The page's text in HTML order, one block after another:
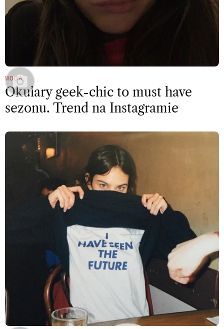
MODA
Okulary geek-chic to must have
sezonu. Trend na Instagramie